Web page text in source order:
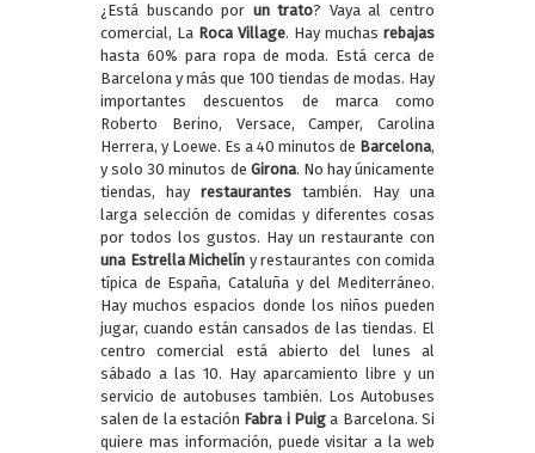
¿Está buscando por un trato? Vaya al centro
comercial, La Roca Village. Hay muchas rebajas
hasta 60% para ropa de moda. Está cerca de
Barcelona y más que 100 tiendas de modas. Hay
importantes descuentos de marca como
Roberto Berino, Versace, Camper, Carolina
Herrera, y Loewe. Es a 40 minutos de Barcelona,
y solo 30 minutos de Girona. No hay únicamente
tiendas, hay restaurantes también. Hay una
larga selección de comidas y diferentes cosas
por todos los gustos. Hay un restaurante con
una Estrella Michelín y restaurantes con comida
típica de España, Cataluña y del Mediterráneo.
Hay muchos espacios donde los niños pueden
jugar, cuando están cansados de las tiendas. El
centro comercial está abierto del lunes al
sábado a las 10. Hay aparcamiento libre y un
servicio de autobuses también. Los Autobuses
salen de la estación Fabra i Puig a Barcelona. Si
quiere mas información, puede visitar a la web